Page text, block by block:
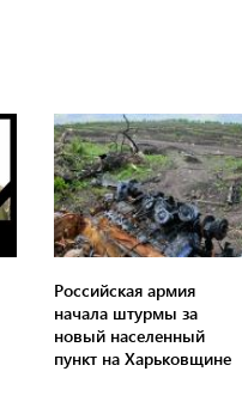
Российская армия
начала штурмы за
новый населенный
пункт на Харьковщине